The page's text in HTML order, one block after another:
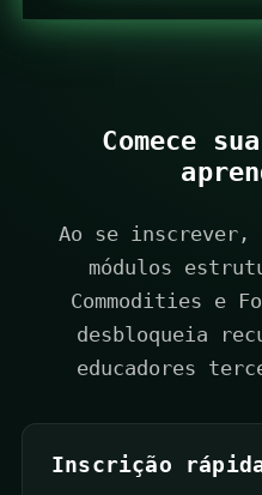
t
Comece
Ao se inscrever,
módulos
Commodities e
desbloqueia
educadores
Inscrição